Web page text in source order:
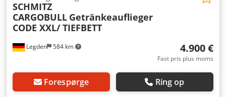
Legden 584 km
SCHMITZ
CARGOBULL Getränkeauflieger
CODE XXL/ TIEFBETT
4.900 €
Fast pris plus moms
Forespørge Ring op